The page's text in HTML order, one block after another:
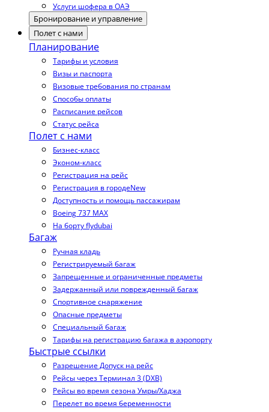
Услуги шофера в ОАЭ
Бронирование и управление
Полет с нами
Планирование
Тарифы и условия
Визы и паспорта
Визовые требования по странам
Способы оплаты
Расписание рейсов
Статус рейса
Полет с нами
Бизнес-класс
Эконом-класс
Регистрация на рейс
Регистрация в городеNew
Доступность и помощь пассажирам
Boeing 737 MAX
На борту flydubai
Багаж
Ручная кладь
Регистрируемый багаж
Запрещенные и ограниченные предметы
Задержанный или поврежденный багаж
Спортивное снаряжение
Опасные предметы
Специальный багаж
Тарифы на регистрацию багажа в аэропорту
Быстрые ссылки
Разрешение Допуск на рейс
Рейсы через Терминал 3 (DXB)
Рейсы во время сезона Умры/Хаджа
Перелет во время беременности